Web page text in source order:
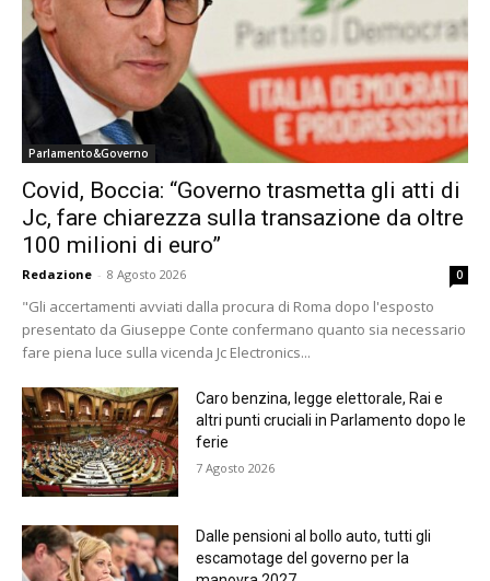
Parlamento&Governo
Covid, Boccia: “Governo trasmetta gli atti di
Jc, fare chiarezza sulla transazione da oltre
100 milioni di euro”
Redazione - 8 Agosto 2026 0
"Gli accertamenti avviati dalla procura di Roma dopo l'esposto
presentato da Giuseppe Conte confermano quanto sia necessario
fare piena luce sulla vicenda Jc Electronics...
Caro benzina, legge elettorale, Rai e
altri punti cruciali in Parlamento dopo le
ferie
7 Agosto 2026
Dalle pensioni al bollo auto, tutti gli
escamotage del governo per la